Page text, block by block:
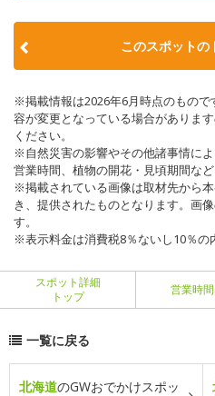
このスポットの
※掲載情報は2026年6月時点のもの
容が変更となっている場合がありま
ください。
※自然災害の影響やその他諸事情に
営業時間、植物の開花・見頃期間な
※掲載されている画像は取材先から
き、提供されたものとなります。画
す。
※表示料金は消費税8％ないし10％の
スポット詳細
トップ
営業時
一覧に戻る
北海道のGWおでかけスポッ